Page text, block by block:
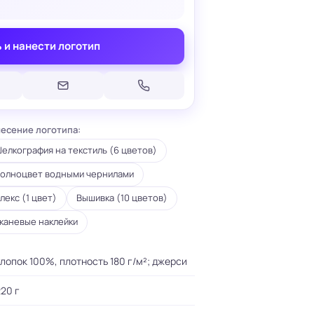
Печать на шопперах
Печать на футболках
Брендирование униформы
Брендирование одежды
Печать на термосах
нанести логотип
логотипа:
на текстиль (6 цветов)
водными чернилами
(1 цвет)
Вышивка (10 цветов)
наклейки
100%, плотность 180 г/м²; джерси
г